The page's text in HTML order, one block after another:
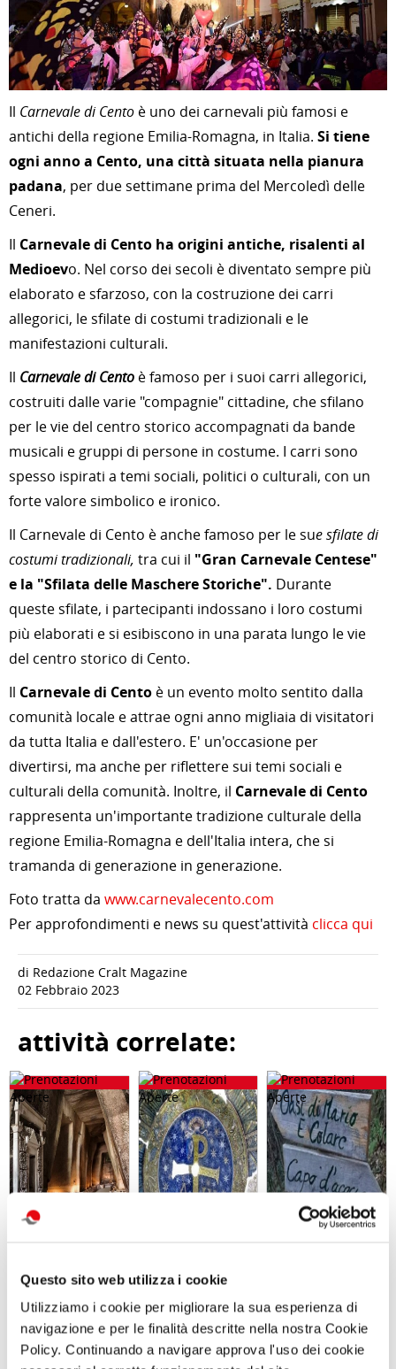
Questo sito web utilizza i cookie
Utilizziamo i cookie per migliorare la sua esperienza di
navigazione e per le finalità descritte nella nostra Cookie
Policy. Continuando a navigare approva l'uso dei cookie
Il Carnevale di Cento è uno dei carnevali più famosi e
antichi della regione Emilia-Romagna, in Italia. Si tiene
ogni anno a Cento, una città situata nella pianura
padana, per due settimane prima del Mercoledì delle
Ceneri.
Il Carnevale di Cento ha origini antiche, risalenti al
Medioevo. Nel corso dei secoli è diventato sempre più
elaborato e sfarzoso, con la costruzione dei carri
allegorici, le sfilate di costumi tradizionali e le
manifestazioni culturali.
Il Carnevale di Cento è famoso per i suoi carri allegorici,
costruiti dalle varie "compagnie" cittadine, che sfilano
per le vie del centro storico accompagnati da bande
musicali e gruppi di persone in costume. I carri sono
spesso ispirati a temi sociali, politici o culturali, con un
forte valore simbolico e ironico.
Il Carnevale di Cento è anche famoso per le sue sfilate di
costumi tradizionali, tra cui il "Gran Carnevale Centese"
e la "Sfilata delle Maschere Storiche". Durante
queste sfilate, i partecipanti indossano i loro costumi
più elaborati e si esibiscono in una parata lungo le vie
del centro storico di Cento.
Il Carnevale di Cento è un evento molto sentito dalla
comunità locale e attrae ogni anno migliaia di visitatori
da tutta Italia e dall'estero. E' un'occasione per
divertirsi, ma anche per riflettere sui temi sociali e
culturali della comunità. Inoltre, il Carnevale di Cento
rappresenta un'importante tradizione culturale della
regione Emilia-Romagna e dell'Italia intera, che si
tramanda di generazione in generazione.
Foto tratta da www.carnevalecento.com
Per approfondimenti e news su quest'attività clicca qui
di Redazione Cralt Magazine
02 Febbraio 2023
attività correlate:
- Il cimitero
Fontanelle e
Materdei,
Sabato 26
Settembre
SAN GENNARO
DUOMO E
BATTISTERO DI
IN FONTE
NATURALISTICA
DI MARIO
Settembre 2026